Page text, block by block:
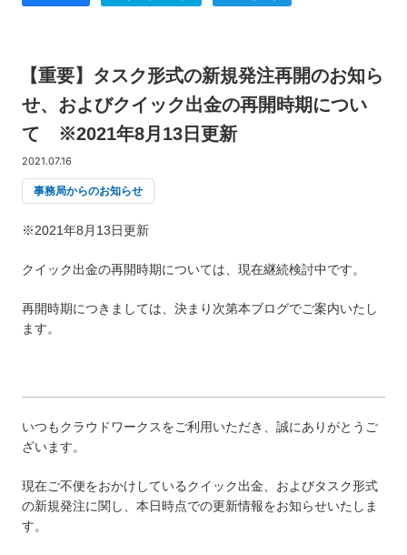
【重要】タスク形式の新規発注再開のお知ら
せ、およびクイック出金の再開時期につい
て ※2021年8月13日更新
2021.07.16
事務局からのお知らせ
※2021年8月13日更新
クイック出金の再開時期については、現在継続検討中です。
再開時期につきましては、決まり次第本ブログでご案内いたし
ます。
いつもクラウドワークスをご利用いただき、誠にありがとうご
ざいます。
現在ご不便をおかけしているクイック出金、およびタスク形式
の新規発注に関し、本日時点での更新情報をお知らせいたしま
す。